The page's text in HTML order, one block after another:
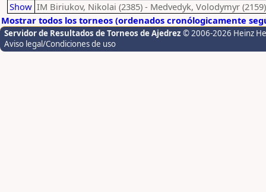
Show IM Biriukov, Nikolai (2385) - Medvedyk, Volodymyr (2159)
Mostrar todos los torneos (ordenados cronólogicamente
Servidor de Resultados de Torneos de Ajedrez © 2006-2026 Heinz
Aviso legal/Condiciones de uso